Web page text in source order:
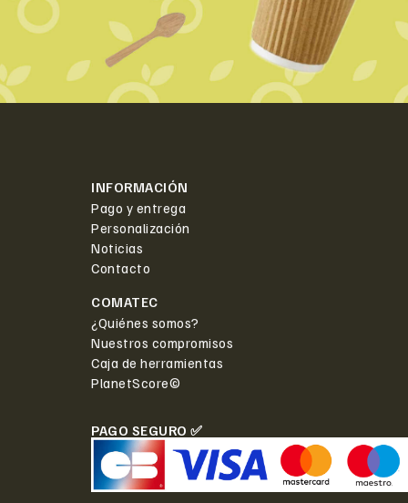
INFORMACIÓN
Pago y entrega
Personalización
Noticias
Contacto
COMATEC
¿Quiénes somos?
Nuestros compromisos
Caja de herramientas
PlanetScore©
PAGO SEGURO ✅